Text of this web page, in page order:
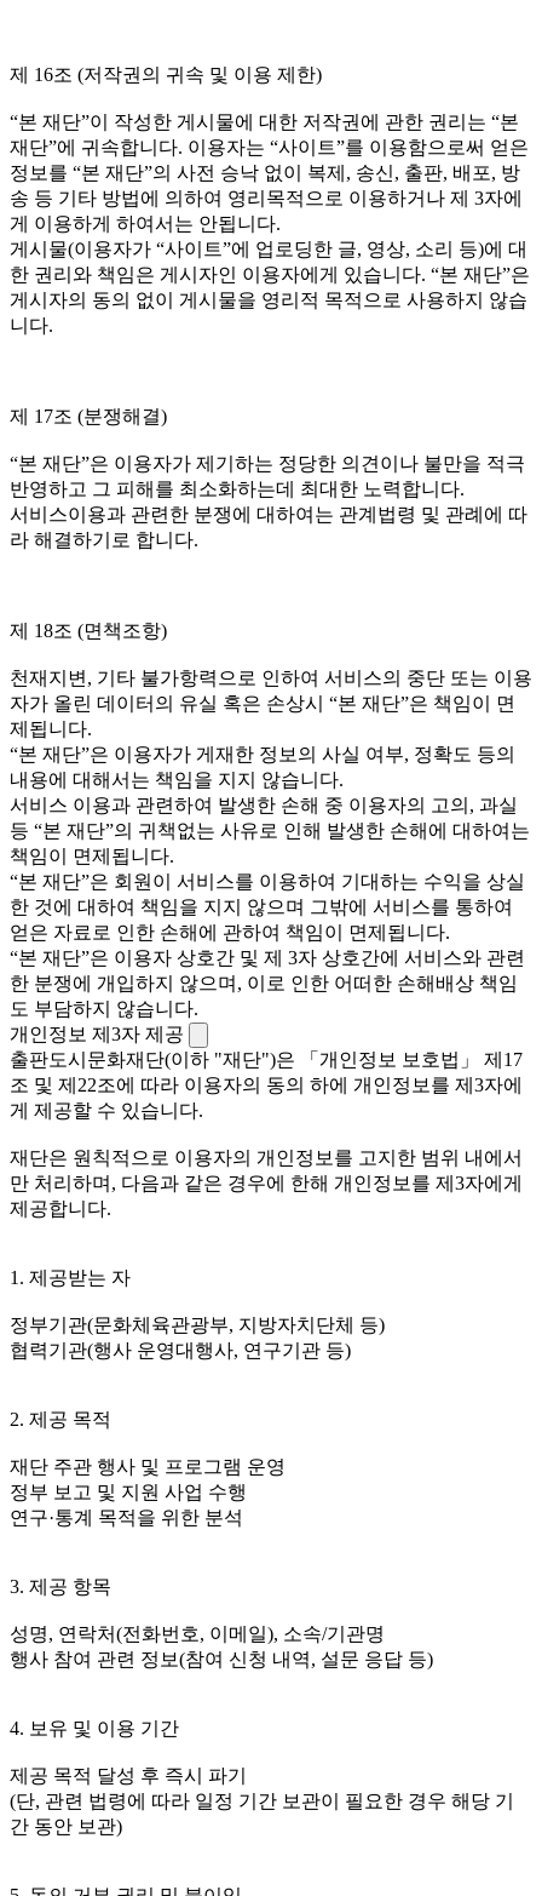
제 16조 (저작권의 귀속 및 이용 제한)
“본 재단”이 작성한 게시물에 대한 저작권에 관한 권리는 “본
재단”에 귀속합니다. 이용자는 “사이트”를 이용함으로써 얻은
정보를 “본 재단”의 사전 승낙 없이 복제, 송신, 출판, 배포, 방
송 등 기타 방법에 의하여 영리목적으로 이용하거나 제 3자에
게 이용하게 하여서는 안됩니다.
게시물(이용자가 “사이트”에 업로딩한 글, 영상, 소리 등)에 대
한 권리와 책임은 게시자인 이용자에게 있습니다. “본 재단”은
게시자의 동의 없이 게시물을 영리적 목적으로 사용하지 않습
니다.
제 17조 (분쟁해결)
“본 재단”은 이용자가 제기하는 정당한 의견이나 불만을 적극
반영하고 그 피해를 최소화하는데 최대한 노력합니다.
서비스이용과 관련한 분쟁에 대하여는 관계법령 및 관례에 따
라 해결하기로 합니다.
제 18조 (면책조항)
천재지변, 기타 불가항력으로 인하여 서비스의 중단 또는 이용
자가 올린 데이터의 유실 혹은 손상시 “본 재단”은 책임이 면
제됩니다.
“본 재단”은 이용자가 게재한 정보의 사실 여부, 정확도 등의
내용에 대해서는 책임을 지지 않습니다.
서비스 이용과 관련하여 발생한 손해 중 이용자의 고의, 과실
등 “본 재단”의 귀책없는 사유로 인해 발생한 손해에 대하여는
책임이 면제됩니다.
“본 재단”은 회원이 서비스를 이용하여 기대하는 수익을 상실
한 것에 대하여 책임을 지지 않으며 그밖에 서비스를 통하여
얻은 자료로 인한 손해에 관하여 책임이 면제됩니다.
“본 재단”은 이용자 상호간 및 제 3자 상호간에 서비스와 관련
한 분쟁에 개입하지 않으며, 이로 인한 어떠한 손해배상 책임
도 부담하지 않습니다.
개인정보 제3자 제공
출판도시문화재단(이하 "재단")은 「개인정보 보호법」 제17
조 및 제22조에 따라 이용자의 동의 하에 개인정보를 제3자에
게 제공할 수 있습니다.
재단은 원칙적으로 이용자의 개인정보를 고지한 범위 내에서
만 처리하며, 다음과 같은 경우에 한해 개인정보를 제3자에게
제공합니다.
1. 제공받는 자
정부기관(문화체육관광부, 지방자치단체 등)
협력기관(행사 운영대행사, 연구기관 등)
2. 제공 목적
재단 주관 행사 및 프로그램 운영
정부 보고 및 지원 사업 수행
연구·통계 목적을 위한 분석
3. 제공 항목
성명, 연락처(전화번호, 이메일), 소속/기관명
행사 참여 관련 정보(참여 신청 내역, 설문 응답 등)
4. 보유 및 이용 기간
제공 목적 달성 후 즉시 파기
(단, 관련 법령에 따라 일정 기간 보관이 필요한 경우 해당 기
간 동안 보관)